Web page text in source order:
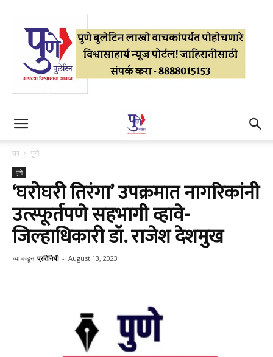
घर पुणे
पुणे
‘घरोघरी तिरंगा’ उपक्रमात नागरिकांनी
उत्स्फूर्तपणे सहभागी व्हावे-
जिल्हाधिकारी डॉ. राजेश देशमुख
च्या कडून प्रतिनिधी - August 13, 2023